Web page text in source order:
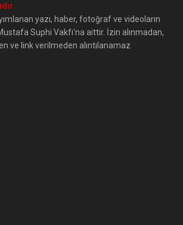
yazı, haber, fotoğraf ve videoların
Suphi Vakfı'na aittir. İzin alınmadan,
ve link verilmeden alıntılanamaz.